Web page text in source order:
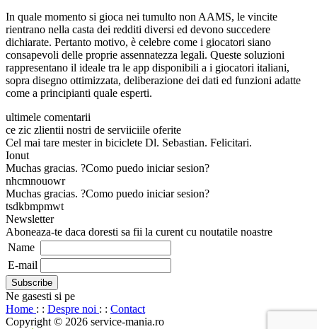
In quale momento si gioca nei tumulto non AAMS, le vincite
rientrano nella casta dei redditi diversi ed devono succedere
dichiarate. Pertanto motivo, è celebre come i giocatori siano
consapevoli delle proprie assennatezza legali. Queste soluzioni
rappresentano il ideale tra le app disponibili a i giocatori italiani,
sopra disegno ottimizzata, deliberazione dei dati ed funzioni adatte
come a principianti quale esperti.
ultimele comentarii
ce zic zlientii nostri de serviiciile oferite
Cel mai tare mester in biciclete Dl. Sebastian. Felicitari.
Ionut
Muchas gracias. ?Como puedo iniciar sesion?
nhcmnouowr
Muchas gracias. ?Como puedo iniciar sesion?
tsdkbmpmwt
Newsletter
Aboneaza-te daca doresti sa fii la curent cu noutatile noastre
Name
E-mail
Ne gasesti si pe
Home : : Despre noi : : Contact
Copyright © 2026 service-mania.ro